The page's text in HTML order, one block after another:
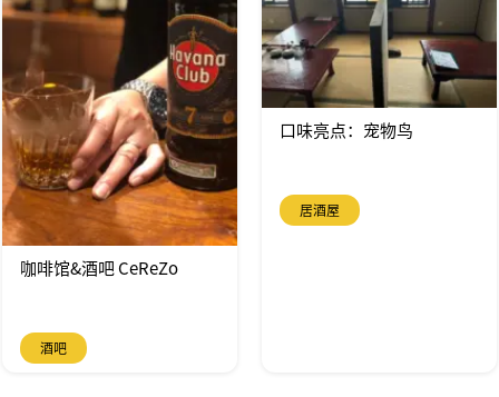
咖啡馆&酒吧 CeReZo
酒吧
口味亮点：宠物鸟
居酒屋